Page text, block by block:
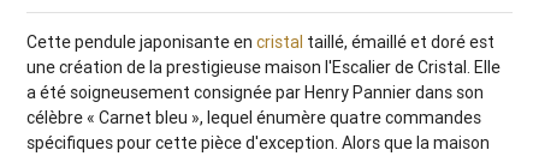
Cette pendule japonisante encristal taillé, émaillé et doré est
une création de la prestigieuse maison l'Escalier de Cristal. Elle
a été soigneusement consignée par Henry Pannier dans son
célèbre « Carnet bleu », lequel énumère quatre commandes
spécifiques pour cette pièce d'exception. Alors que la maison